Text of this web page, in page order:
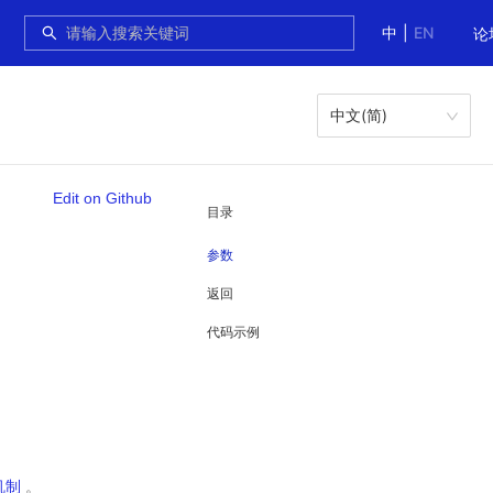
中 EN 论
中文(简)
目录
参数
返回
代码示例
Edit on Github
制 。